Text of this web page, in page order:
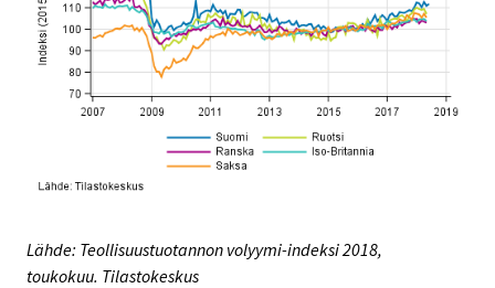
Lähde: Teollisuustuotannon volyymi-indeksi 2018,
toukokuu. Tilastokeskus